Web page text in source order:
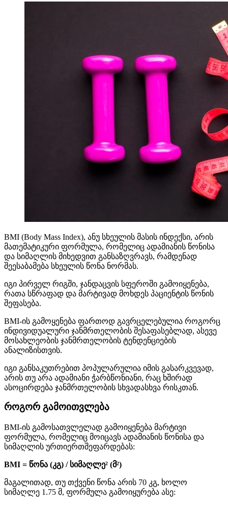
BMI (Body Mass Index), ანუ სხეულის მასის ინდექსი, არის
მათემატიკური ფორმულა, რომელიც ადამიანის წონისა
და სიმაღლის მიხედვით განსაზღვრავს, რამდენად
შეესაბამება სხეულის წონა ნორმას.
იგი პირველ რიგში, ჯანდაცვის სფეროში გამოიყენება,
რათა სწრაფად და მარტივად მოხდეს პაციენტის წონის
შეფასება.
BMI-ის გამოყენება ფართოდ გავრცელებულია როგორც
ინდივიდუალური ჯანმრთელობის შესაფასებლად, ასევე
მოსახლეობის ჯანმრთელობის ტენდენციების
ანალიზისთვის.
იგი განსაკუთრებით პოპულარულია იმის გასარკვევად,
არის თუ არა ადამიანი ჭარბწონიანი, რაც ხშირად
ასოცირდება ჯანმრთელობის სხვადასხვა რისკთან.
როგორ გამოითვლება
BMI-ის გამოსათვლელად გამოიყენება მარტივი
ფორმულა, რომელიც მოიცავს ადამიანის წონისა და
სიმაღლის ურთიერთშეფარდებას:
BMI = წონა (კგ) / სიმაღლე² (მ²)
მაგალითად, თუ თქვენი წონა არის 70 კგ, ხოლო
სიმაღლე 1.75 მ, ფორმულა გამოიყურება ასე: